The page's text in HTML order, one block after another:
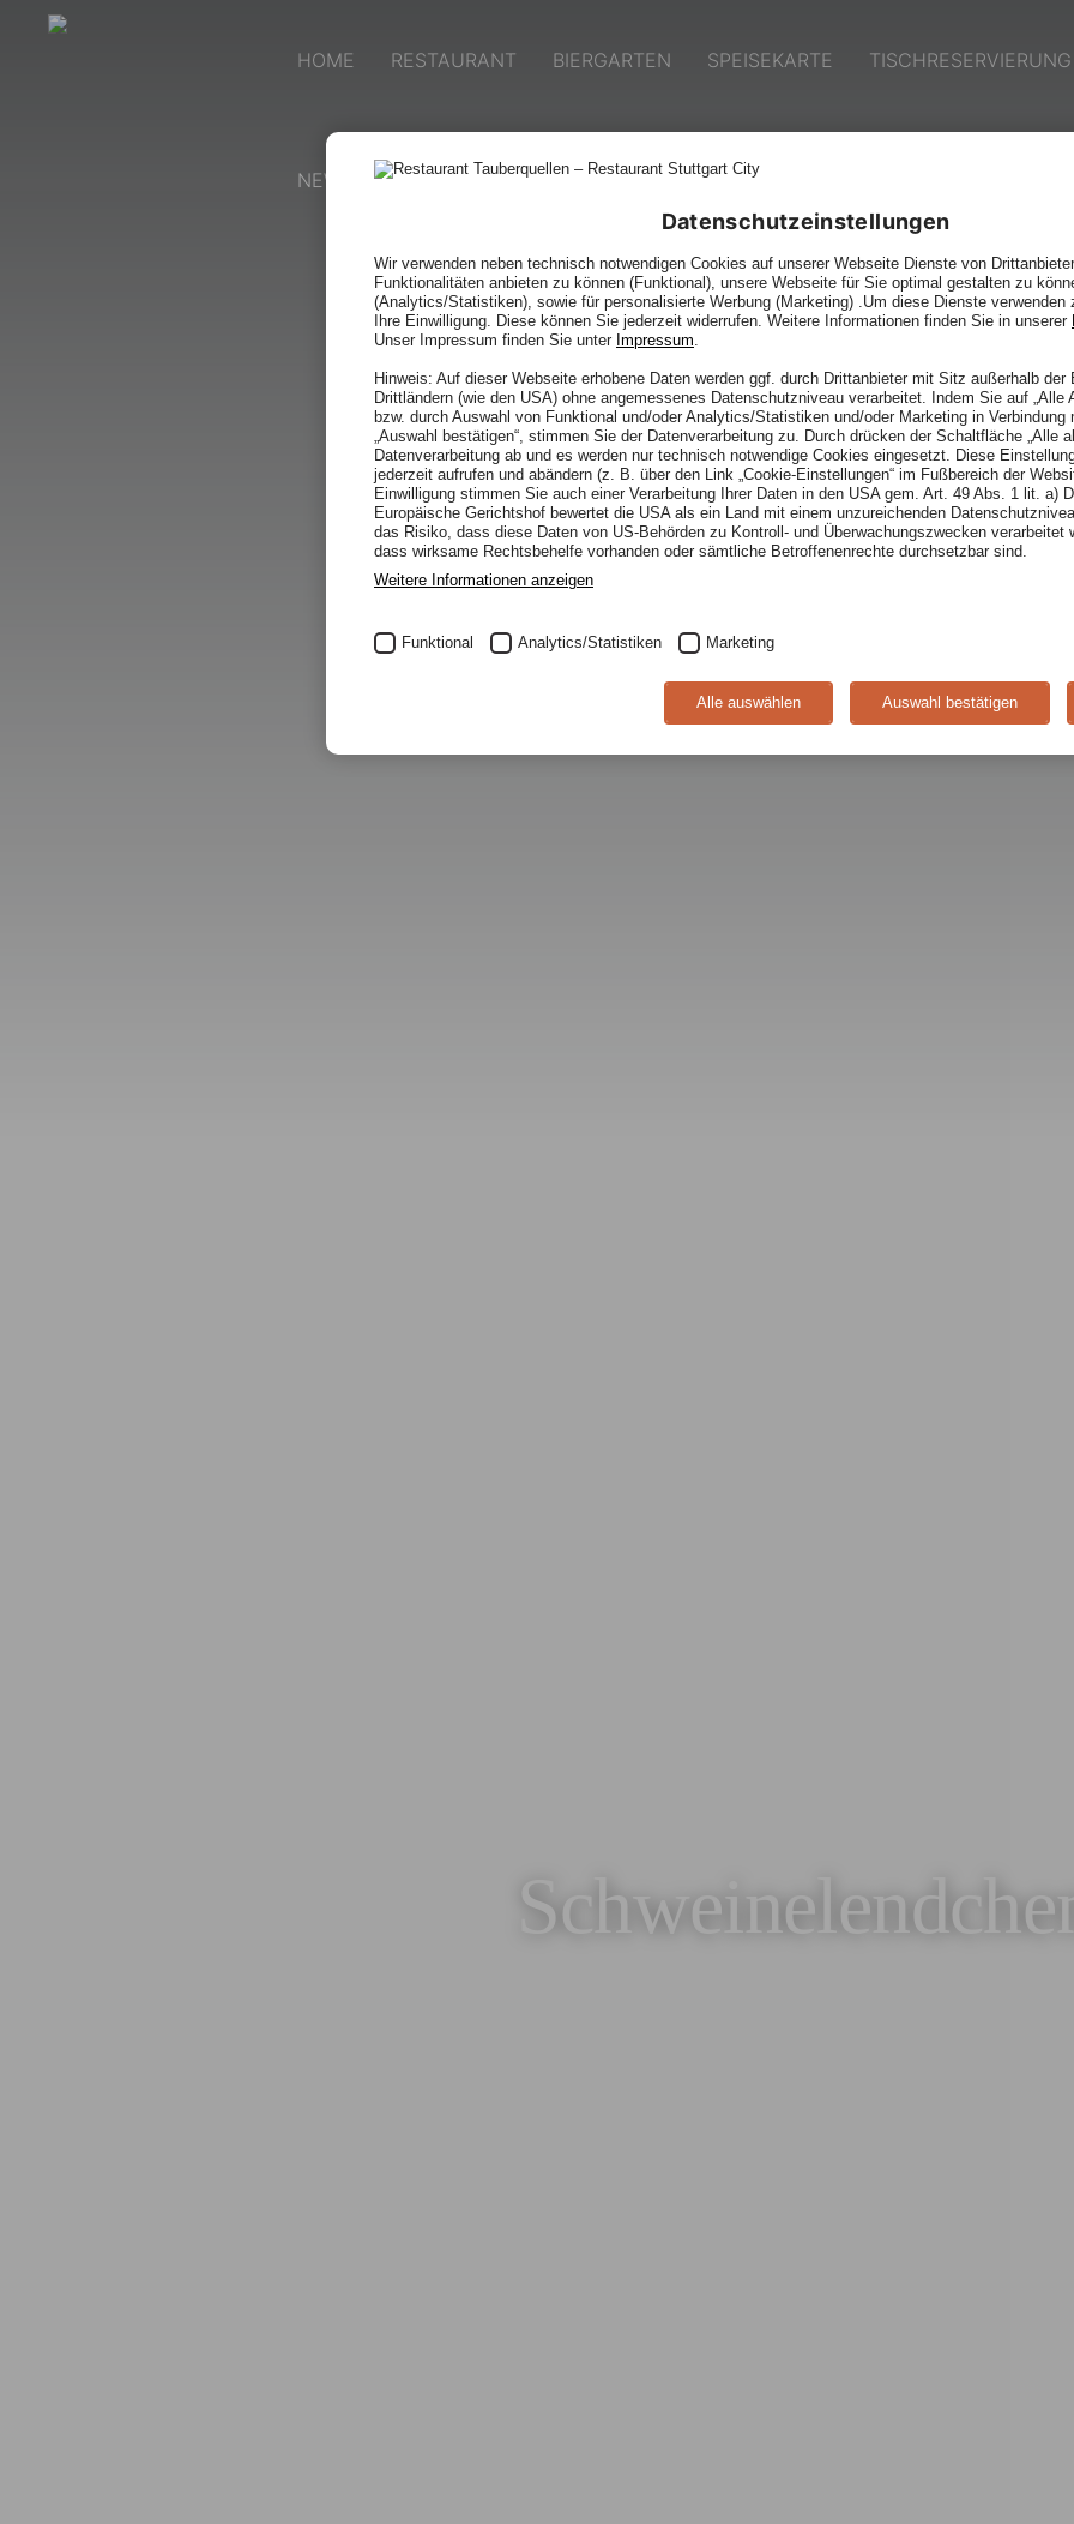
HOME RESTAURANT BIERGARTEN SPEISEKARTE TISCHRESERVIERUNG
NEWS & EVENTS KONTAKT
Datenschutzeinstellungen
Wir verwenden neben technisch notwendigen Cookies auf unserer Webseite Dienste von
Funktionalitäten anbieten zu können (Funktional), unsere Webseite für Sie optimal gestalten zu
(Analytics/Statistiken), sowie für personalisierte Werbung (Marketing) .Um diese Dienste verwenden
Ihre Einwilligung. Diese können Sie jederzeit widerrufen. Weitere Informationen finden Sie in unserer
Unser Impressum finden Sie unter Impressum.
Hinweis: Auf dieser Webseite erhobene Daten werden ggf. durch Drittanbieter mit Sitz außerhalb der
Drittländern (wie den USA) ohne angemessenes Datenschutzniveau verarbeitet. Indem Sie auf „Alle
bzw. durch Auswahl von Funktional und/oder Analytics/Statistiken und/oder Marketing in Verbindung
„Auswahl bestätigen“, stimmen Sie der Datenverarbeitung zu. Durch drücken der Schaltfläche „Alle
Datenverarbeitung ab und es werden nur technisch notwendige Cookies eingesetzt. Diese
jederzeit aufrufen und abändern (z. B. über den Link „Cookie-Einstellungen“ im Fußbereich der
Einwilligung stimmen Sie auch einer Verarbeitung Ihrer Daten in den USA gem. Art. 49 Abs. 1 lit. a)
Europäische Gerichtshof bewertet die USA als ein Land mit einem unzureichenden
das Risiko, dass diese Daten von US-Behörden zu Kontroll- und Überwachungszwecken verarbeitet
dass wirksame Rechtsbehelfe vorhanden oder sämtliche Betroffenenrechte durchsetzbar sind.
Weitere Informationen anzeigen
Funktional Analytics/Statistiken Marketing
Alle auswählen Auswahl bestätigen